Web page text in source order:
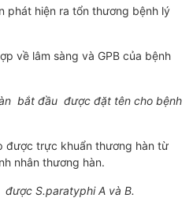
phát hiện ra tổn th­­­ương bệnh lý
về lâm sàng và GPB của bệnh
bắt đầu đ­­­ược đặt tên cho bệnh
đ­ược trực khuẩn th­ương hàn từ
nhân th­­ương hàn.
S.paratyphi A và B.